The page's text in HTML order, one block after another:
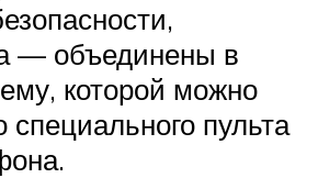
— объединены в
которой можно
специального пульта